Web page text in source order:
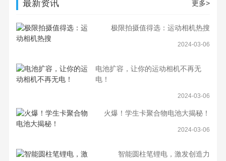
最新资讯 更多>
极限拍摄值得选：运动相机热搜
2024-03-06
电池扩容，让你的运动相机不再无
电！
2024-03-06
火爆！学生卡聚合物电池大揭秘！
2024-03-06
智能圆柱笔锂电，激发创造力